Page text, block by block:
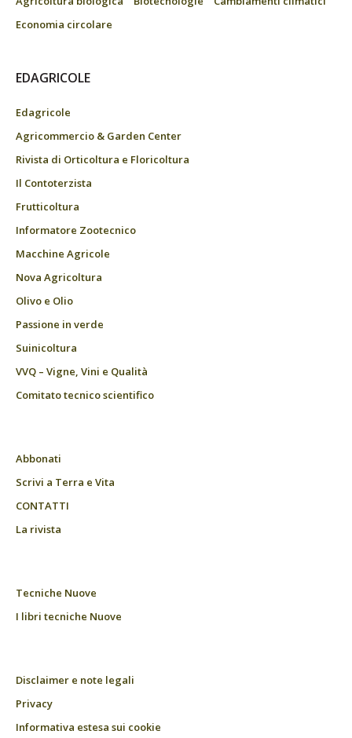
Economia circolare
EDAGRICOLE
Edagricole
Agricommercio & Garden Center
Rivista di Orticoltura e Floricoltura
Il Contoterzista
Frutticoltura
Informatore Zootecnico
Macchine Agricole
Nova Agricoltura
Olivo e Olio
Passione in verde
Suinicoltura
VVQ – Vigne, Vini e Qualità
Comitato tecnico scientifico
Abbonati
Scrivi a Terra e Vita
CONTATTI
La rivista
Tecniche Nuove
I libri tecniche Nuove
Disclaimer e note legali
Privacy
Informativa estesa sui cookie